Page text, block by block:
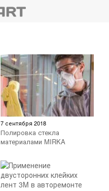
7 сентября 2018
Полировка стекла
материалами MIRKA